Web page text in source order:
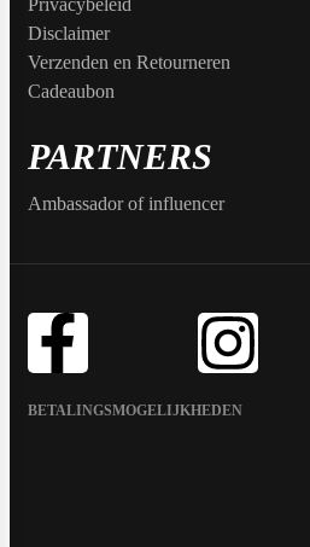
QNT
Quamtrax
Rabeko
Disclaimer
Verzenden en Retourneren
Cadeaubon
PARTNERS
Ambassador of influencer
BETALINGSMOGELIJKHEDEN